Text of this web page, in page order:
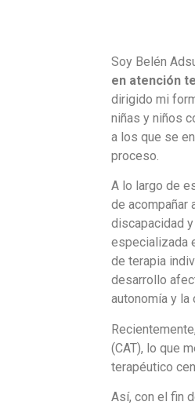
Soy Belén
en atención
dirigido mi
niñas y niños
a los que se
proceso.
A lo largo de
de acompañar
discapacidad
especializada
de terapia
desarrollo
autonomía y la
(CAT), lo que
terapéutico
Así, con el fin